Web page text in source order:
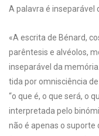
A palavra é inseparável
«A escrita de Bénard,
parêntesis e alvéolos,
inseparável da
tida por omnisciência
“o que é, o que será, o
interpretada pelo
não é apenas o suporte